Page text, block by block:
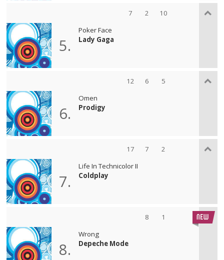
7 2 10
5.
Poker Face
Lady Gaga
12 6 5
6.
Omen
Prodigy
17 7 2
7.
Life In Technicolor II
Coldplay
8 1
8.
Wrong
Depeche Mode